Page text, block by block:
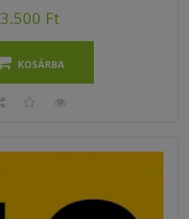
3.500 Ft
KOSÁRBA